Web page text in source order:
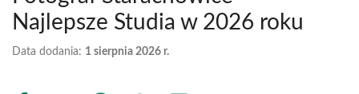
Najlepsze Studia w 2026 roku
Data dodania: 1 sierpnia 2026 r.